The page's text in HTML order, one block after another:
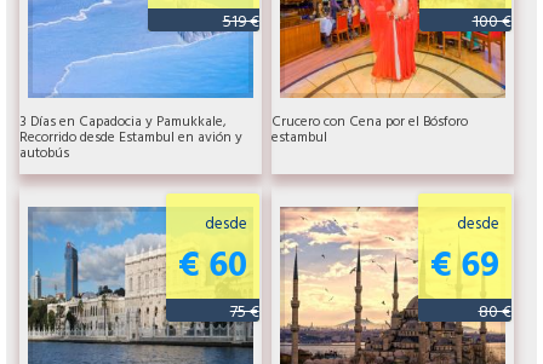
519 €
3 Días en Capadocia y Pamukkale,
Recorrido desde Estambul en avión y
autobús
100 €
Crucero con Cena por el Bósforo
estambul
desde
€ 60
75 €
desde
€ 69
80 €